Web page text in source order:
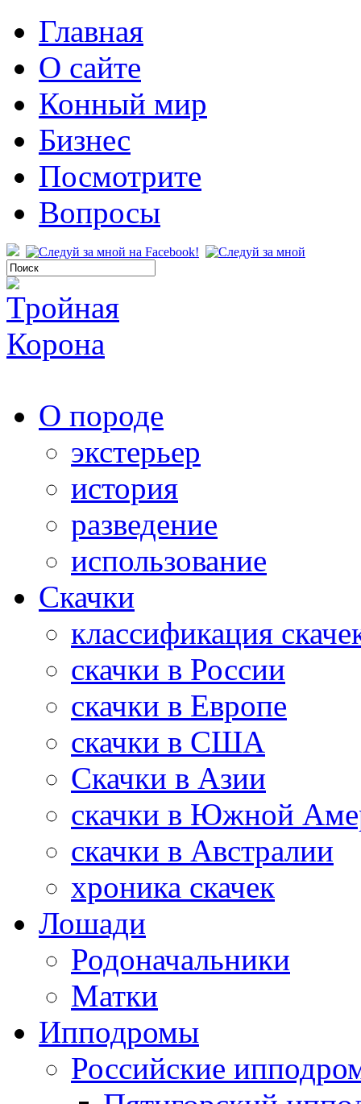
Главная
О сайте
Конный мир
Бизнес
Посмотрите
Вопросы
О породе
экстерьер
история
разведение
использование
Скачки
классификация
скачки в России
скачки в Европе
скачки в США
Скачки в Азии
скачки в Южной
скачки в Австралии
хроника скачек
Лошади
Родоначальники
Матки
Ипподромы
Российские